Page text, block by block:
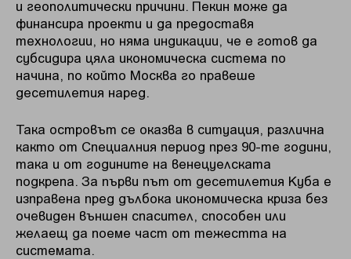
и геополитически причини. Пекин може да
финансира проекти и да предоставя
технологии, но няма индикации, че е готов да
субсидира цяла икономическа система по
начина, по който Москва го правеше
десетилетия наред.
Така островът се оказва в ситуация, различна
както от Специалния период през 90-те години,
така и от годините на венецуелската
подкрепа. За първи път от десетилетия Куба е
изправена пред дълбока икономическа криза без
очевиден външен спасител, способен или
желаещ да поеме част от тежестта на
системата.